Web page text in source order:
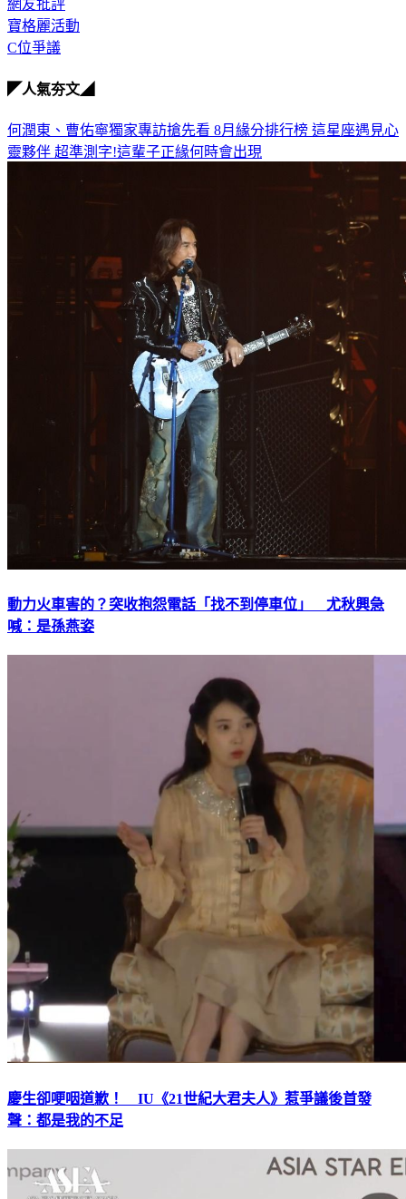
網友批評
寶格麗活動
C位爭議
◤人氣夯文◢
何潤東、曹佑寧獨家專訪搶先看 8月緣分排行榜 這星座遇見心
靈夥伴 超準測字!這輩子正緣何時會出現
動力火車害的？突收抱怨電話「找不到停車位」 尤秋興急
喊：是孫燕姿
慶生卻哽咽道歉！ IU《21世紀大君夫人》惹爭議後首發
聲：都是我的不足